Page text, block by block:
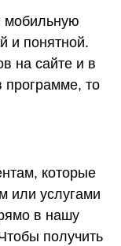
мобильную
и понятной.
на сайте и в
то
которые
или услугами
в нашу
получить